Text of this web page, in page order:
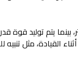
القيادة، مثل